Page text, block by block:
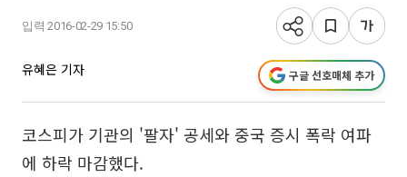
입력 2016-02-29 15:50
유혜은 기자 구글 선호매체 추가
코스피가 기관의 '팔자' 공세와 중국 증시 폭락 여파
에 하락 마감했다.